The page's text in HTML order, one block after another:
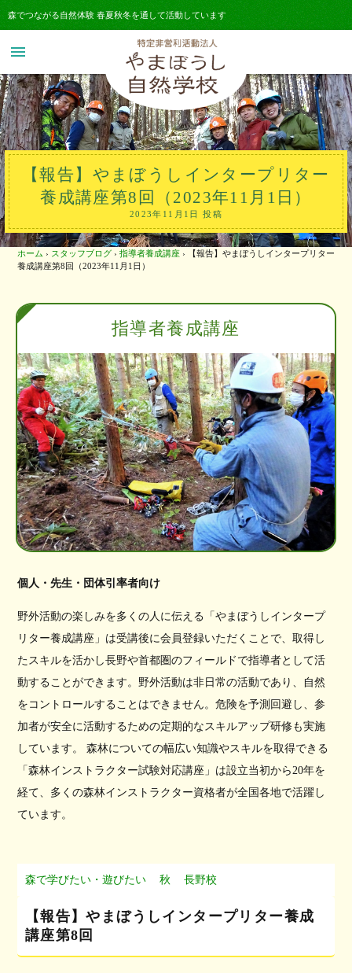
森でつながる自然体験 春夏秋冬を通して活動しています
menu
【報告】やまぼうしインタープリター
養成講座第8回（2023年11月1日）
2023年11月1日 投稿
ホーム › スタッフブログ › 指導者養成講座 › 【報告】やまぼうしインタープリター
養成講座第8回（2023年11月1日）
指導者養成講座
個人・先生・団体引率者向け
野外活動の楽しみを多くの人に伝える「やまぼうしインタープ
リター養成講座」は受講後に会員登録いただくことで、取得し
たスキルを活かし長野や首都圏のフィールドで指導者として活
動することができます。野外活動は非日常の活動であり、自然
をコントロールすることはできません。危険を予測回避し、参
加者が安全に活動するための定期的なスキルアップ研修も実施
しています。 森林についての幅広い知識やスキルを取得できる
「森林インストラクター試験対応講座」は設立当初から20年を
経て、多くの森林インストラクター資格者が全国各地で活躍し
ています。
森で学びたい・遊びたい 秋 長野校
【報告】やまぼうしインタープリター養成
講座第8回